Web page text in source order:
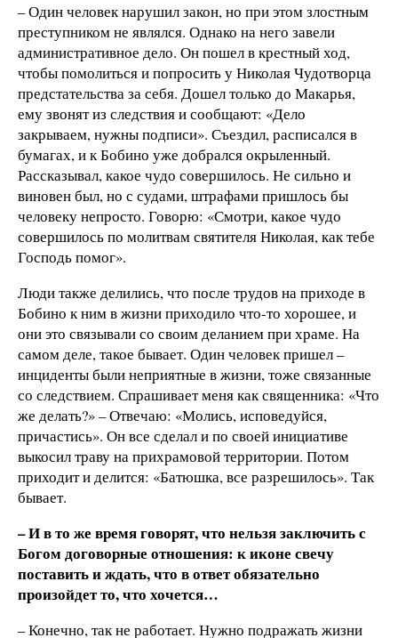
– Один человек нарушил закон, но при этом злостным
преступником не являлся. Однако на него завели
административное дело. Он пошел в крестный ход,
чтобы помолиться и попросить у Николая Чудотворца
предстательства за себя. Дошел только до Макарья,
ему звонят из следствия и сообщают: «Дело
закрываем, нужны подписи». Съездил, расписался в
бумагах, и к Бобино уже добрался окрыленный.
Рассказывал, какое чудо совершилось. Не сильно и
виновен был, но с судами, штрафами пришлось бы
человеку непросто. Говорю: «Смотри, какое чудо
совершилось по молитвам святителя Николая, как тебе
Господь помог».
Люди также делились, что после трудов на приходе в
Бобино к ним в жизни приходило что-то хорошее, и
они это связывали со своим деланием при храме. На
самом деле, такое бывает. Один человек пришел –
инциденты были неприятные в жизни, тоже связанные
со следствием. Спрашивает меня как священника: «Что
же делать?» – Отвечаю: «Молись, исповедуйся,
причастись». Он все сделал и по своей инициативе
выкосил траву на прихрамовой территории. Потом
приходит и делится: «Батюшка, все разрешилось». Так
бывает.
– И в то же время говорят, что нельзя заключить с
Богом договорные отношения: к иконе свечу
поставить и ждать, что в ответ обязательно
произойдет то, что хочется…
– Конечно, так не работает. Нужно подражать жизни